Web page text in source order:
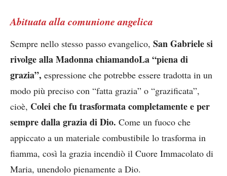
Abituata alla comunione angelica
Sempre nello stesso passo evangelico, San Gabriele si
rivolge alla Madonna chiamandoLa “piena di
grazia”, espressione che potrebbe essere tradotta in un
modo più preciso con “fatta grazia” o “grazificata”,
cioè, Colei che fu trasformata completamente e per
sempre dalla grazia di Dio. Come un fuoco che
appiccato a un materiale combustibile lo trasforma in
fiamma, così la grazia incendiò il Cuore Immacolato di
Maria, unendolo pienamente a Dio.